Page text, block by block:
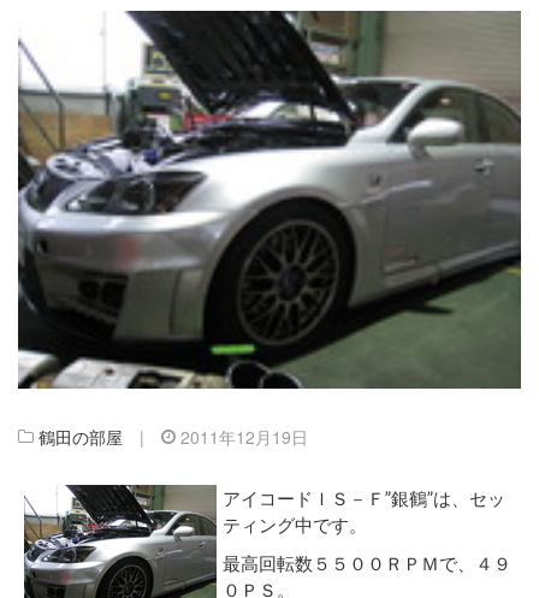
鶴田の部屋 | 2011年12月19日
アイコードＩＳ－Ｆ”銀鶴”は、セッ
ティング中です。
最高回転数５５００ＲＰＭで、４９
０ＰＳ。